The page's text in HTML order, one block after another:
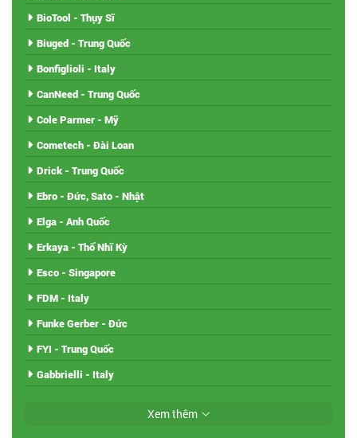
BioTool - Thụy Sĩ
Biuged - Trung Quốc
Bonfiglioli - Italy
CanNeed - Trung Quốc
Cole Parmer - Mỹ
Cometech - Đài Loan
Drick - Trung Quốc
Ebro - Đức, Sato - Nhật
Elga - Anh Quốc
Erkaya - Thổ Nhĩ Kỳ
Esco - Singapore
FDM - Italy
Funke Gerber - Đức
FYI - Trung Quốc
Gabbrielli - Italy
Xem thêm